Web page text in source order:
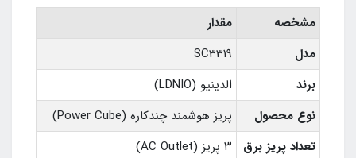
مشخصه
مقدار
مدل
SC3319
برند
الدینیو (LDNIO)
نوع محصول
پریز هوشمند چندکاره (Power Cube)
تعداد پریز برق
۳ پریز (AC Outlet)